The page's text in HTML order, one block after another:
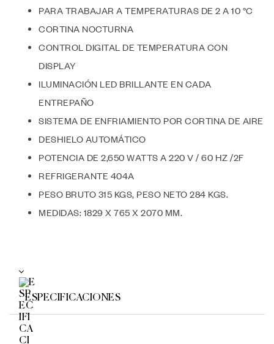
PARA TRABAJAR A TEMPERATURAS DE 2 A 10 °C
CORTINA NOCTURNA
CONTROL DIGITAL DE TEMPERATURA CON
DISPLAY
ILUMINACIÓN LED BRILLANTE EN CADA
ENTREPAÑO
SISTEMA DE ENFRIAMIENTO POR CORTINA DE AIRE
DESHIELO AUTOMÁTICO
POTENCIA DE 2,650 WATTS A 220 V / 60 HZ /2F
REFRIGERANTE 404A
PESO BRUTO 315 KGS, PESO NETO 284 KGS.
MEDIDAS: 1829 X 765 X 2070 MM.
ESPECIFICACIONES